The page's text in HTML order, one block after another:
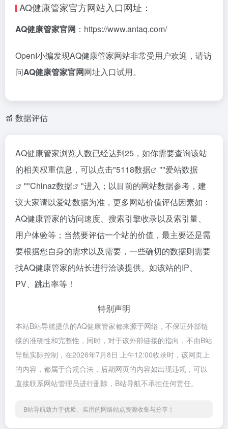
AQ健康管家官方网站入口网址：
AQ健康管家官网 ：https://www.antaq.com/
OpenI小编发现AQ健康管家网站非常受用户欢迎，请访
问AQ健康管家官网网址入口试用。
数据评估
AQ健康管家浏览人数已经达到25，如你需要查询该站
的相关权重信息，可以点击"5118数据 ""爱站数据
""Chinaz数据
"进入；以目前的网站数据参考，建
议大家请以爱站数据为准，更多网站价值评估因素如：
AQ健康管家的访问速度、搜索引擎收录以及索引量、
用户体验等；当然要评估一个站的价值，最主要还是需
要根据您自身的需求以及需要，一些确切的数据则需要
找AQ健康管家的站长进行洽谈提供。如该站的IP、
PV、跳出率等！
特别声明
本站B站导航提供的AQ健康管家都来源于网络，不保证外部链
接的准确性和完整性，同时，对于该外部链接的指向，不由B站
导航实际控制，在2026年7月8日 上午12:00收录时，该网页上
的内容，都属于合规合法，后期网页的内容如出现违规，可以
直接联系网站管理员进行删除，B站导航不承担任何责任。
B站导航致力于优质、实用的网络站点资源收集与分享！